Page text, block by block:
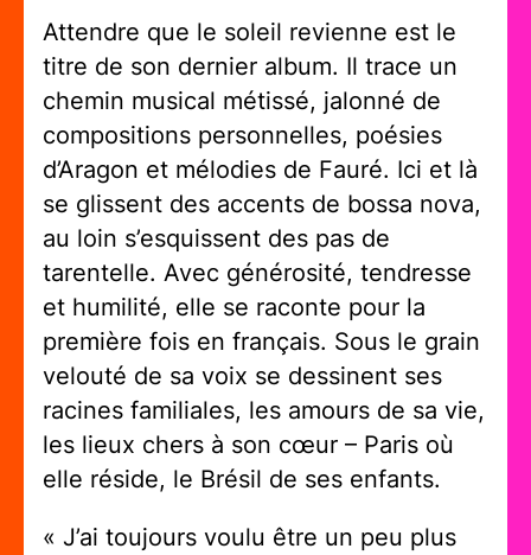
Attendre que le soleil revienne est le
titre de son dernier album. Il trace un
chemin musical métissé, jalonné de
compositions personnelles, poésies
d’Aragon et mélodies de Fauré. Ici et là
se glissent des accents de bossa nova,
au loin s’esquissent des pas de
tarentelle. Avec générosité, tendresse
et humilité, elle se raconte pour la
première fois en français. Sous le grain
velouté de sa voix se dessinent ses
racines familiales, les amours de sa vie,
les lieux chers à son cœur – Paris où
elle réside, le Brésil de ses enfants.
« J’ai toujours voulu être un peu plus